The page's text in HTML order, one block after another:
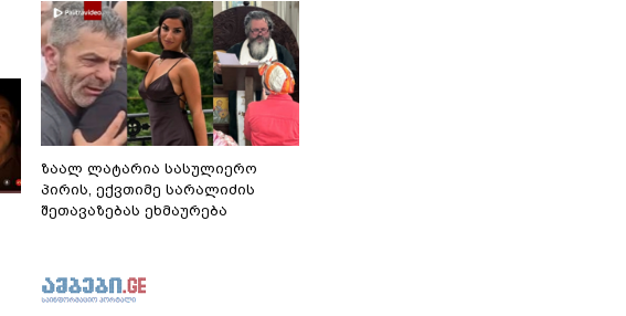
ზაალ ლატარია სასულიერო
პირის, ექვთიმე სარალიძის
შეთავაზებას ეხმაურება